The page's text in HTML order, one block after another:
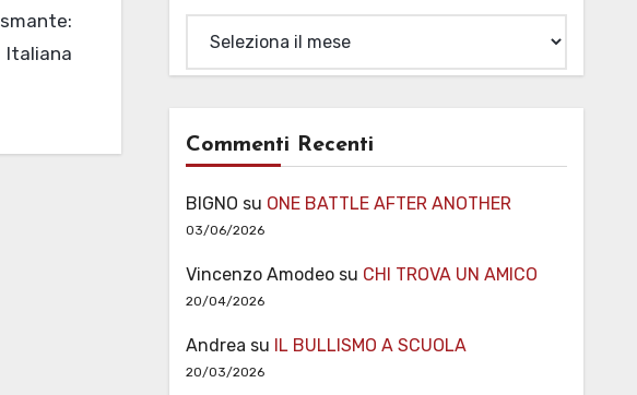
Commenti Recenti
BIGNO su ONE BATTLE AFTER ANOTHER
03/06/2026
Vincenzo Amodeosu CHI TROVA UN AMICO
20/04/2026
Andrea su IL BULLISMO A SCUOLA
20/03/2026